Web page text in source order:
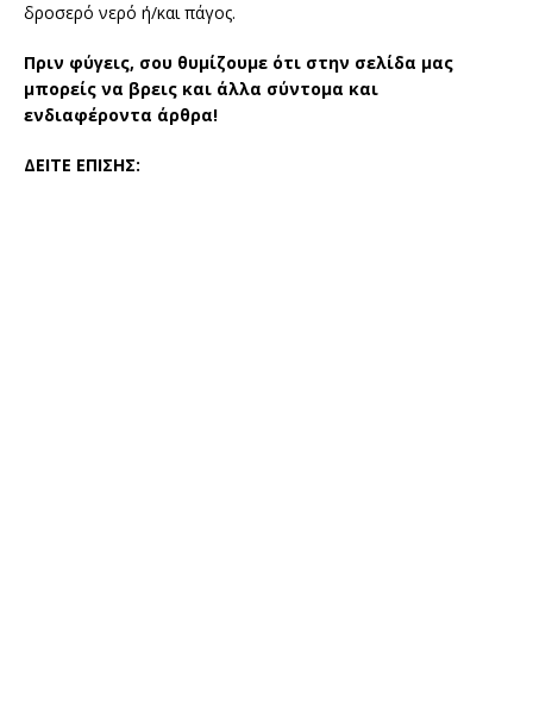
δροσερό νερό ή/και πάγος.
Πριν φύγεις, σου θυμίζουμε ότι στην σελίδα μας
μπορείς να βρεις και άλλα σύντομα και
ενδιαφέροντα άρθρα!
ΔΕΙΤΕ ΕΠΙΣΗΣ: